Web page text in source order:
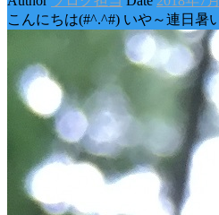
こんにちは(#^.^#) いや～連日